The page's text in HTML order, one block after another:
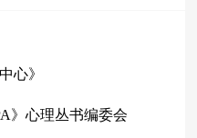
中心》
》心理丛书编委会